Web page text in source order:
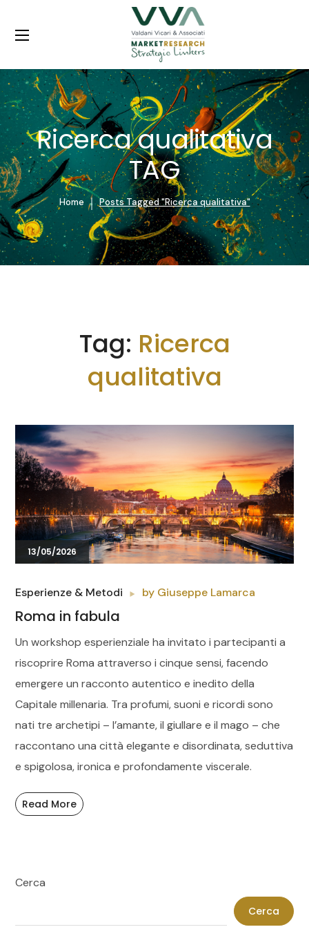
Ricerca qualitativa
TAG
Home Posts Tagged "Ricerca qualitativa"
Tag: Ricerca
qualitativa
13/05/2026
Esperienze & Metodi by Giuseppe Lamarca
Roma in fabula
Un workshop esperienziale ha invitato i partecipanti a
riscoprire Roma attraverso i cinque sensi, facendo
emergere un racconto autentico e inedito della
Capitale millenaria. Tra profumi, suoni e ricordi sono
nati tre archetipi – l’amante, il giullare e il mago – che
raccontano una città elegante e disordinata, seduttiva
e spigolosa, ironica e profondamente viscerale.
Read More
Cerca
Cerca